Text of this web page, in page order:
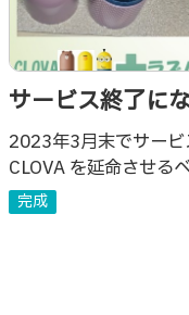
サービス終了に
の人生を歩ませ
2023年3月末でサー
CLOVA を延命させる
完成